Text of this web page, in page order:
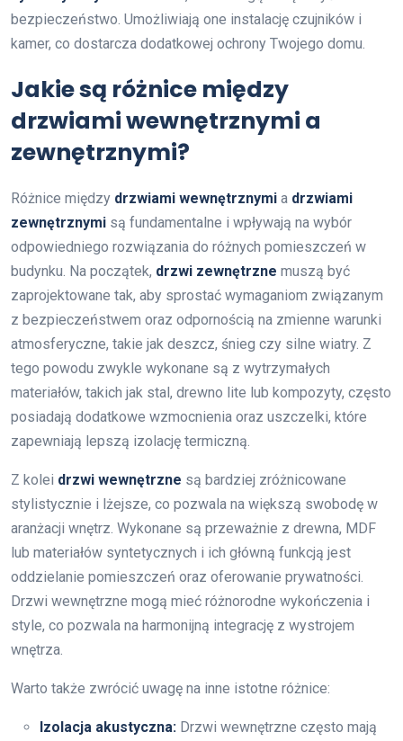
bezpieczeństwo. Umożliwiają one instalację czujników i
kamer, co dostarcza dodatkowej ochrony Twojego domu.
Jakie są różnice między
drzwiami wewnętrznymi a
zewnętrznymi?
Różnice między drzwiami wewnętrznymi a drzwiami
zewnętrznymi są fundamentalne i wpływają na wybór
odpowiedniego rozwiązania do różnych pomieszczeń w
budynku. Na początek, drzwi zewnętrzne muszą być
zaprojektowane tak, aby sprostać wymaganiom związanym
z bezpieczeństwem oraz odpornością na zmienne warunki
atmosferyczne, takie jak deszcz, śnieg czy silne wiatry. Z
tego powodu zwykle wykonane są z wytrzymałych
materiałów, takich jak stal, drewno lite lub kompozyty, często
posiadają dodatkowe wzmocnienia oraz uszczelki, które
zapewniają lepszą izolację termiczną.
Z kolei drzwi wewnętrzne są bardziej zróżnicowane
stylistycznie i lżejsze, co pozwala na większą swobodę w
aranżacji wnętrz. Wykonane są przeważnie z drewna, MDF
lub materiałów syntetycznych i ich główną funkcją jest
oddzielanie pomieszczeń oraz oferowanie prywatności.
Drzwi wewnętrzne mogą mieć różnorodne wykończenia i
style, co pozwala na harmonijną integrację z wystrojem
wnętrza.
Warto także zwrócić uwagę na inne istotne różnice:
Izolacja akustyczna: Drzwi wewnętrzne często mają